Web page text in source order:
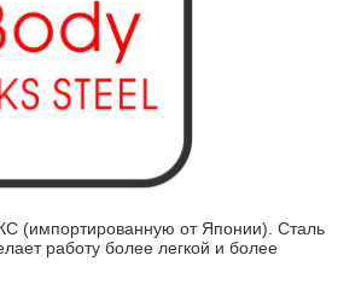
(импортированную от Японии). Сталь
работу более легкой и более